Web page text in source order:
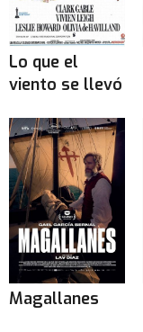
Lo que el
viento se llevó
Magallanes